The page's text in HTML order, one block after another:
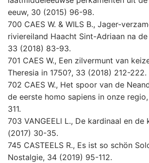
eeuw, 30 (2015) 96-98.
700 CAES W. & WILS B., Jager-
riviereiland Haacht Sint-Adriaan na
33 (2018) 83-93.
701 CAES W., Een zilvermunt van
Theresia in 1750?, 33 (2018) 212-222.
702 CAES W., Het spoor van de
de eerste homo sapiens in onze
311.
703 VANGEELl L., De kardinaal en de
(2017) 30-35.
745 CASTEELS R., Es ist so schön
Nostalgie, 34 (2019) 95-112.